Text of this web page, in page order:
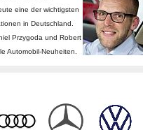
eine der wichtigsten
in Deutschland.
Przygoda und Robert
Automobil-Neuheiten.